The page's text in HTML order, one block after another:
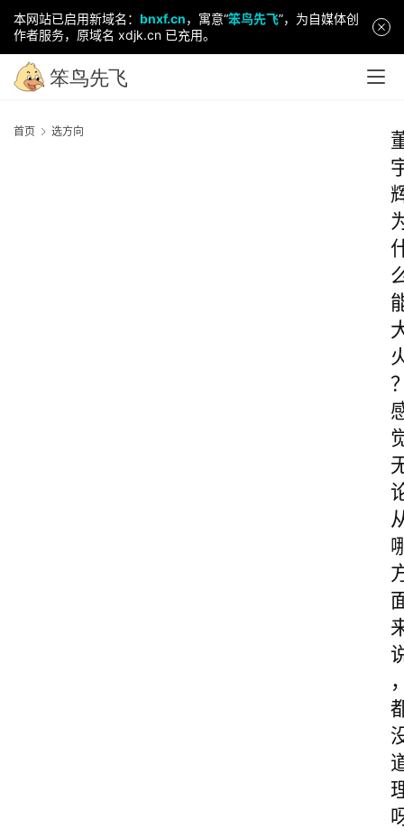
本网站已启用新域名： bnxf.cn，寓意“笨鸟先飞”，为自媒体创
作者服务，原域名 xdjk.cn 已充用。
首页 选方向